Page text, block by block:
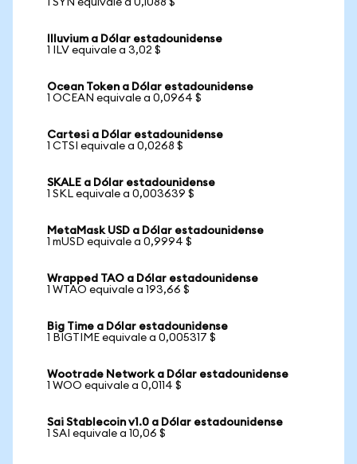
1 SYN equivale a 0,1088 $
Illuvium a Dólar estadounidense
1 ILV equivale a 3,02 $
Ocean Token a Dólar estadounidense
1 OCEAN equivale a 0,0964 $
Cartesi a Dólar estadounidense
1 CTSI equivale a 0,0268 $
SKALE a Dólar estadounidense
1 SKL equivale a 0,003639 $
MetaMask USD a Dólar estadounidense
1 mUSD equivale a 0,9994 $
Wrapped TAO a Dólar estadounidense
1 WTAO equivale a 193,66 $
Big Time a Dólar estadounidense
1 BIGTIME equivale a 0,005317 $
Wootrade Network a Dólar estadounidense
1 WOO equivale a 0,0114 $
Sai Stablecoin v1.0 a Dólar estadounidense
1 SAI equivale a 10,06 $